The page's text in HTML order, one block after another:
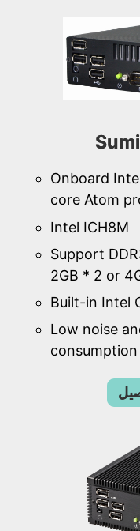
Onboard
core Atom
Intel ICH8M
Support
2GB * 2 or
Built-in Intel
Low noise
consumption